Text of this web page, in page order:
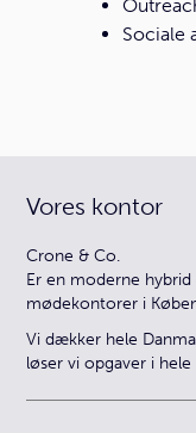
Sociale
Vores kontor
Crone & Co.
Er en moderne
mødekontorer i
Vi dækker hele
løser vi opgaver i hele